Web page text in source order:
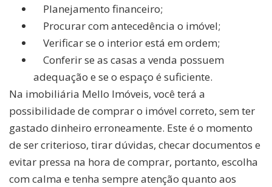
Planejamento financeiro;
Procurar com antecedência o imóvel;
Verificar se o interior está em ordem;
Conferir se as casas a venda possuem
adequação e se o espaço é suficiente.
Na imobiliária Mello Imóveis, você terá a
possibilidade de comprar o imóvel correto, sem ter
gastado dinheiro erroneamente. Este é o momento
de ser criterioso, tirar dúvidas, checar documentos e
evitar pressa na hora de comprar, portanto, escolha
com calma e tenha sempre atenção quanto aos